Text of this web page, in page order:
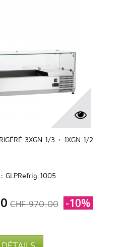
3XGN 1/3 + 1XGN 1/2
GLPRefrig.1005
CHF 970.00 -10%